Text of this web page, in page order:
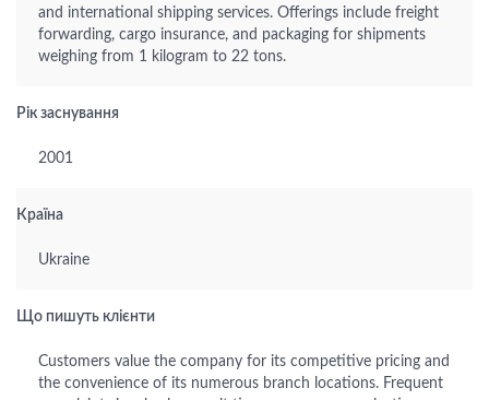
and international shipping services. Offerings include freight
forwarding, cargo insurance, and packaging for shipments
weighing from 1 kilogram to 22 tons.
Рік заснування
2001
Країна
Ukraine
Що пишуть клієнти
Customers value the company for its competitive pricing and
the convenience of its numerous branch locations. Frequent